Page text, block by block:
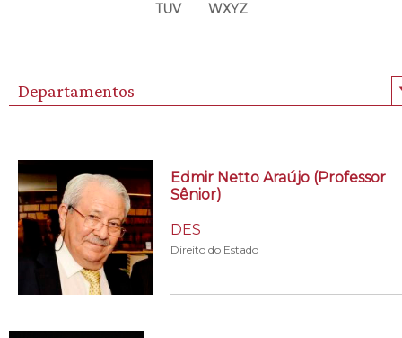
TUV WXYZ
Departamentos
Edmir Netto Araújo (Professor
Sênior)
DES
Direito do Estado